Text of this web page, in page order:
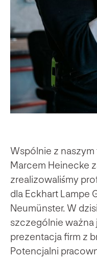
Wspólnie z
Marcem Heinecke
zrealizowaliśmy
dla Eckhart Lampe
Neumünster. W
szczególnie
prezentacja firm z
Potencjalni